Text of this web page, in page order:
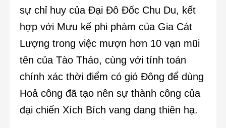
sự chỉ huy của Đại Đô Đốc Chu Du, kết
hợp với Mưu kế phi phàm của Gia Cát
Lượng trong việc mượn hơn 10 vạn mũi
tên của Tào Tháo, cùng với tính toán
chính xác thời điểm có gió Đông để dùng
Hoả công đã tạo nên sự thành công của
đại chiến Xích Bích vang dang thiên hạ.